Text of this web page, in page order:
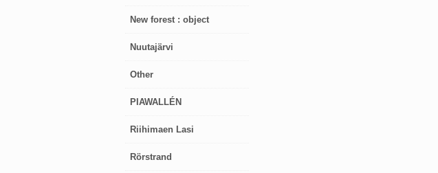
New forest : object
Nuutajärvi
Other
PIAWALLÉN
Riihimaen Lasi
Rörstrand